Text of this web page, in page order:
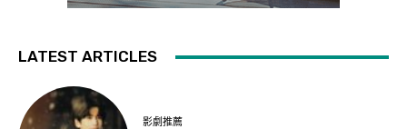
LATEST ARTICLES
影劇推薦